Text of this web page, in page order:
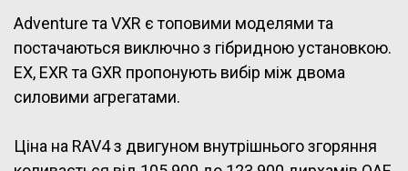
Adventure та VXR є топовими моделями та
постачаються виключно з гібридною установкою.
EX, EXR та GXR пропонують вибір між двома
силовими агрегатами.
Ціна на RAV4 з двигуном внутрішнього згоряння